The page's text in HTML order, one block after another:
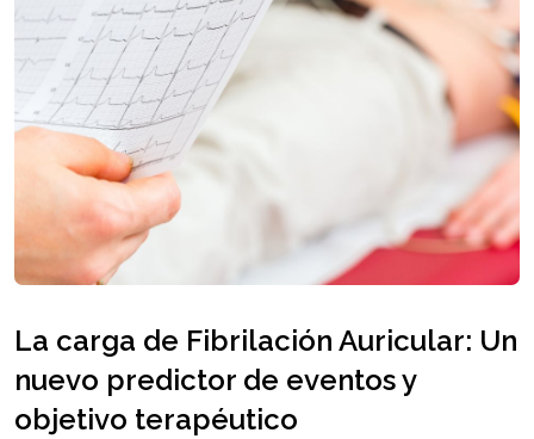
La carga de Fibrilación Auricular: Un
nuevo predictor de eventos y
objetivo terapéutico